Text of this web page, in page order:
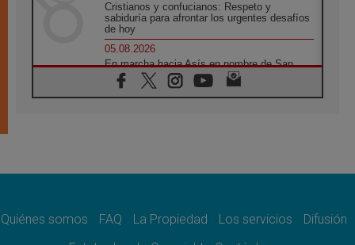
Cristianos y confucianos: Respeto y
sabiduría para afrontar los urgentes desafíos
de hoy
05.08.2026
En marcha hacia Asís en nombre de San
Francisco, a la espera de León
05.08.2026
quienes bendicen la guerra
Quiénes somos FAQ La Propiedad Los servicios
Difusión